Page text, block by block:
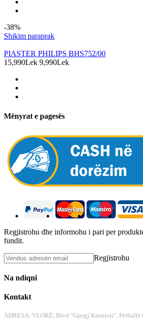
-38%
Shikim paraprak
PIASTER PHILIPS BHS752/00
15,990Lek 9,990Lek
Mënyrat e pagesës
Regjistrohu dhe informohu i pari per
fundit.
Regjistrohu
Na ndiqni
Kontakt
ADRESA: VLORË, Blvd "Gjergj Kastrioti", Përballë